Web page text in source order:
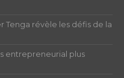
Tenga révèle les défis de la
entrepreneurial plus